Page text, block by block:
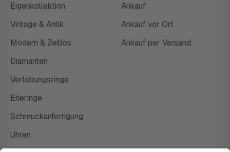
Eigenkollektion
Vintage & Antik
Modern & Zeitlos
Diamanten
Verlobungsringe
Eheringe
Schmuckanfertigung
Uhren
Ankauf
Ankauf vor Ort
Ankauf per Versand